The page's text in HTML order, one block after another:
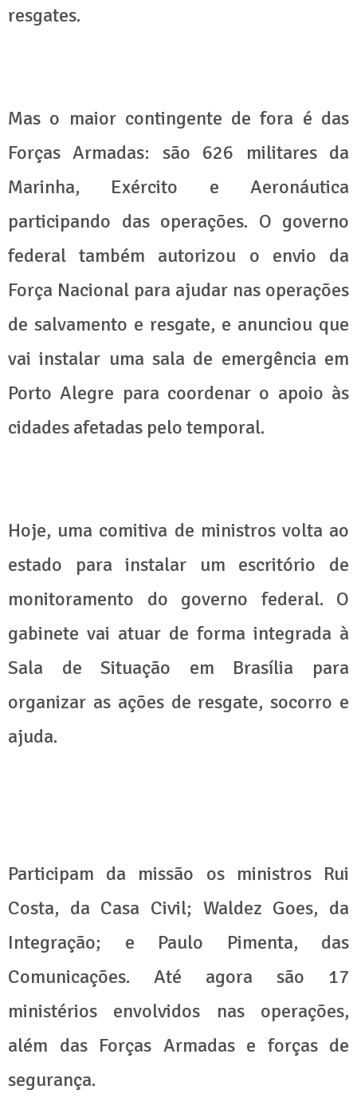
resgates.
Mas o maior contingente de fora é das
Forças Armadas: são 626 militares da
Marinha, Exército e Aeronáutica
participando das operações. O governo
federal também autorizou o envio da
Força Nacional para ajudar nas operações
de salvamento e resgate, e anunciou que
vai instalar uma sala de emergência em
Porto Alegre para coordenar o apoio às
cidades afetadas pelo temporal.
Hoje, uma comitiva de ministros volta ao
estado para instalar um escritório de
monitoramento do governo federal. O
gabinete vai atuar de forma integrada à
Sala de Situação em Brasília para
organizar as ações de resgate, socorro e
ajuda.
Participam da missão os ministros Rui
Costa, da Casa Civil; Waldez Goes, da
Integração; e Paulo Pimenta, das
Comunicações. Até agora são 17
ministérios envolvidos nas operações,
além das Forças Armadas e forças de
segurança.